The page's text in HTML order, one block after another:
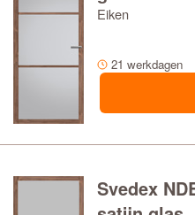
Eiken
21 werkdagen
Svedex